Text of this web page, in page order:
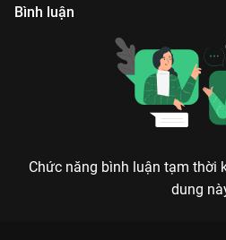
Bình luận
Chức năng bình luận tạm thời
dung